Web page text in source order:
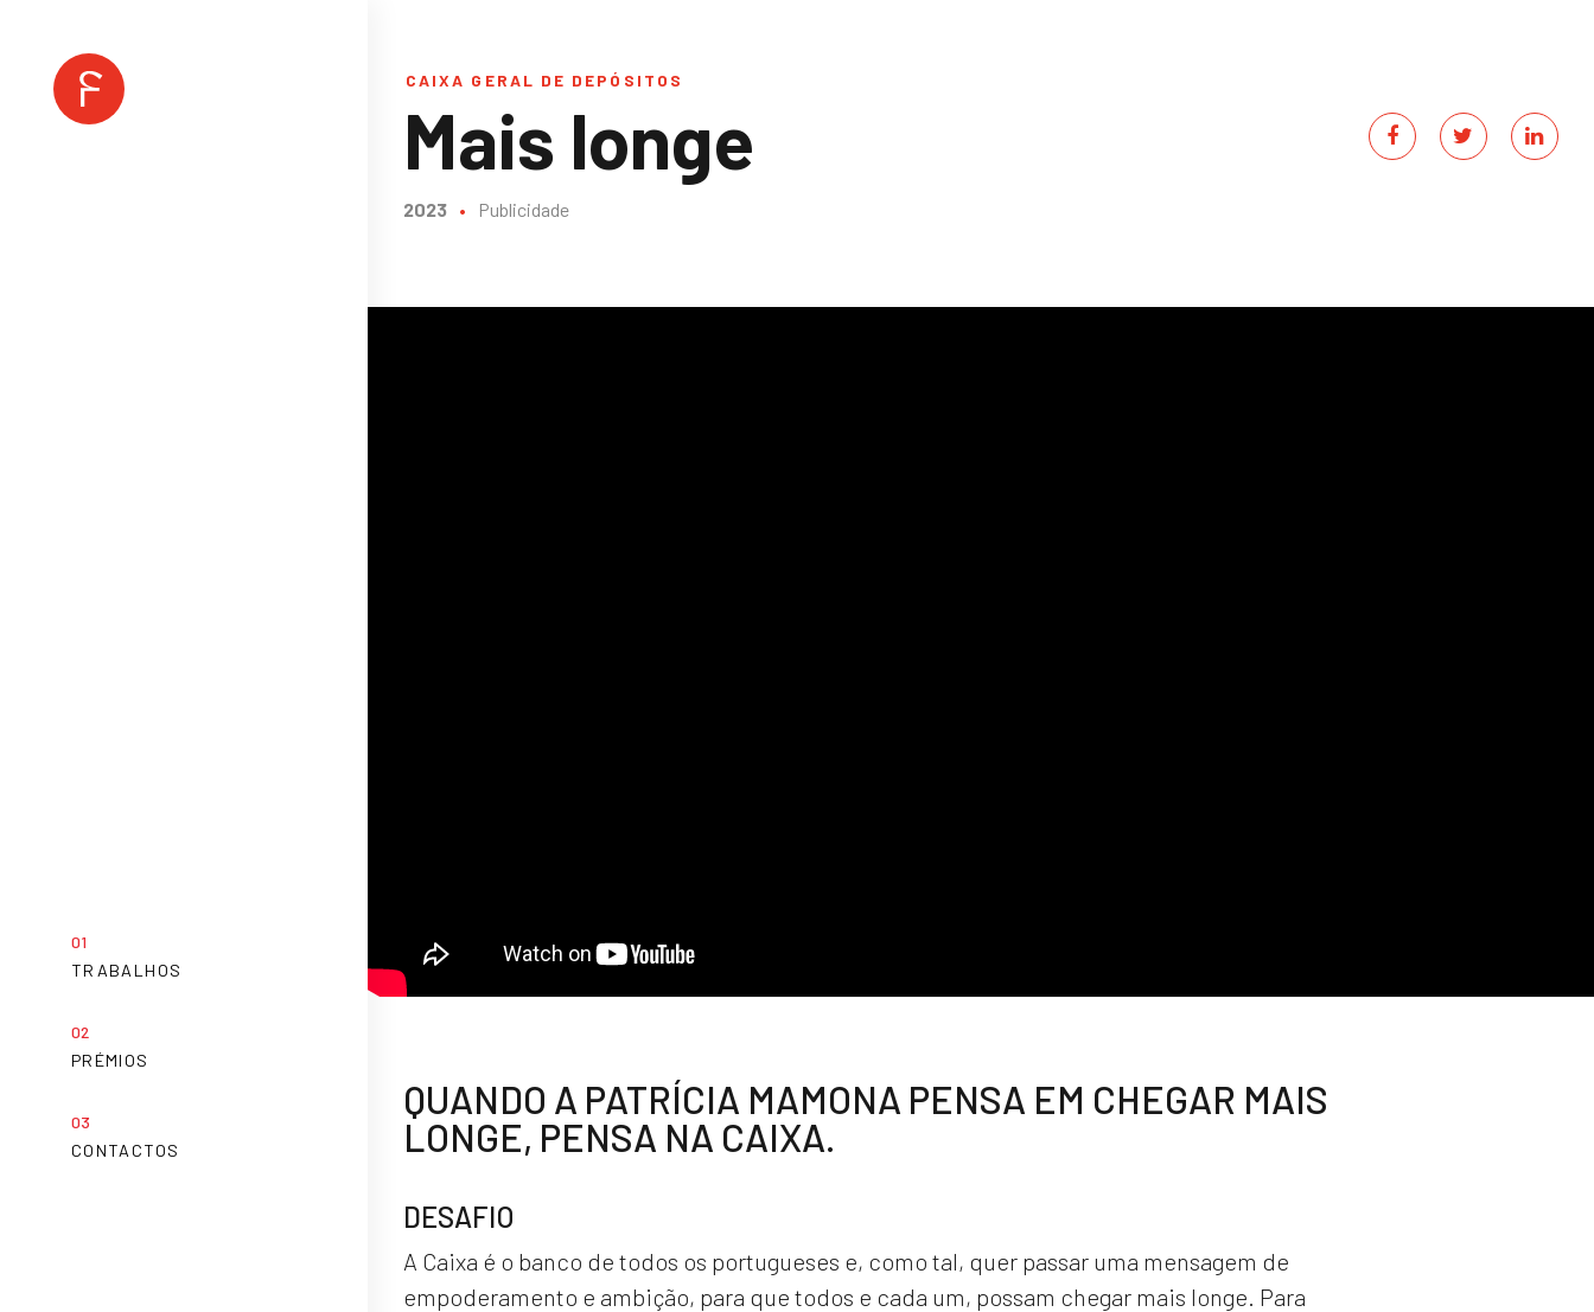
TRABALHOS
PRÉMIOS
CONTACTOS
CAIXA GERAL DE DEPÓSITOS
Mais longe
2023 • Publicidade
QUANDO A PATRÍCIA MAMONA PENSA EM CHEGAR MAIS
LONGE, PENSA NA CAIXA.
DESAFIO
A Caixa é o banco de todos os portugueses e, como tal, quer passar uma mensagem de
empoderamento e ambição, para que todos e cada um, possam chegar mais longe. Para